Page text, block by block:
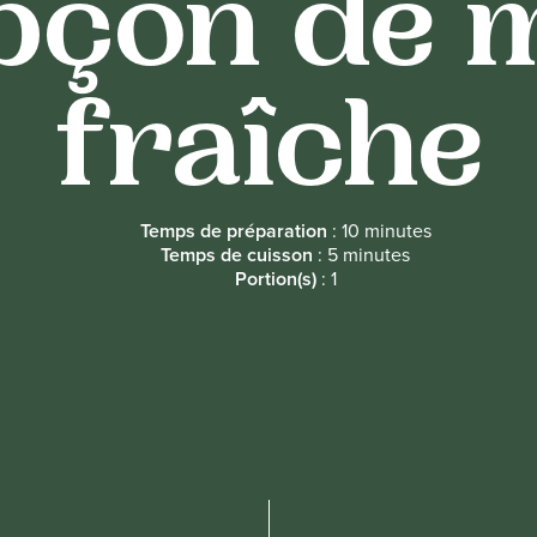
de
fraîche
Temps de préparation : 10 minutes
Temps de cuisson : 5 minutes
Portion(s): 1